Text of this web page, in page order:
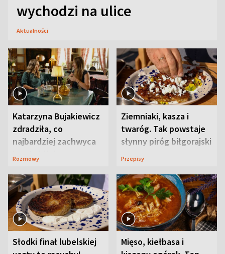
wychodzi na ulice
Aktualności
Katarzyna Bujakiewicz
zdradziła, co
najbardziej zachwyca
ją w Lublinie
Rozmowy
Ziemniaki, kasza i
twaróg. Tak powstaje
słynny piróg biłgorajski
Przepisy
Słodki finał lubelskiej
Mięso, kiełbasa i